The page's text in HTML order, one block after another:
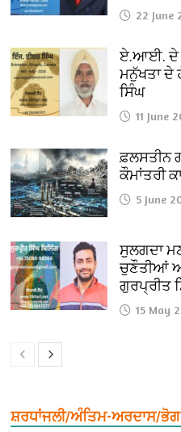
22 June
ਏ.ਆਈ. ਦੇ
ਮਨੁੱਖਤਾ ਦੇ
ਸਿੰਘ
11 June
ਫ਼ਲਸਤੀਨ
ਕੌਮਾਂਤਰੀ
5 June
ਸੁਲਗਦਾ
ਚੁਣੌਤੀਆਂ
ਗੁਰਪ੍ਰੀਤ
15 May
ਸ਼ਰਧਾਂਜਲੀ/ਅੰਤਿਮ-ਅਰਦਾਸ/ਭੋਗ